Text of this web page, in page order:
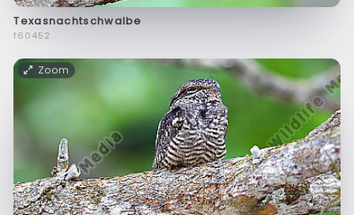
Texasnachtschwalbe
f60452
Zoom